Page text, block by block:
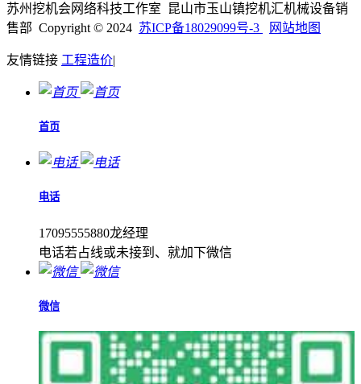
苏州挖机会网络科技工作室 昆山市玉山镇挖机汇机械设备销
售部 Copyright © 2024 苏ICP备18029099号-3 网站地图
友情链接 工程造价|
首页
电话
17095555880龙经理
电话若占线或未接到、就加下微信
微信